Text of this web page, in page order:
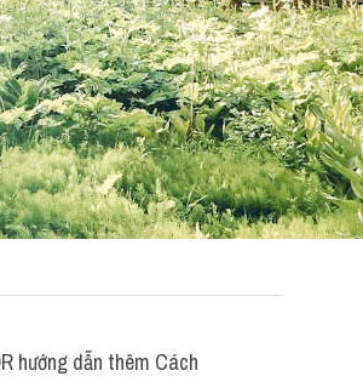
hướng dẫn thêm Cách